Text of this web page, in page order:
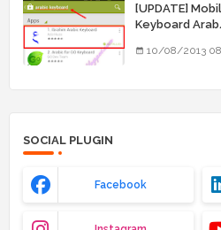
[UPDATE]
Keyboard
10/08/2013
SOCIAL PLUGIN
Facebook